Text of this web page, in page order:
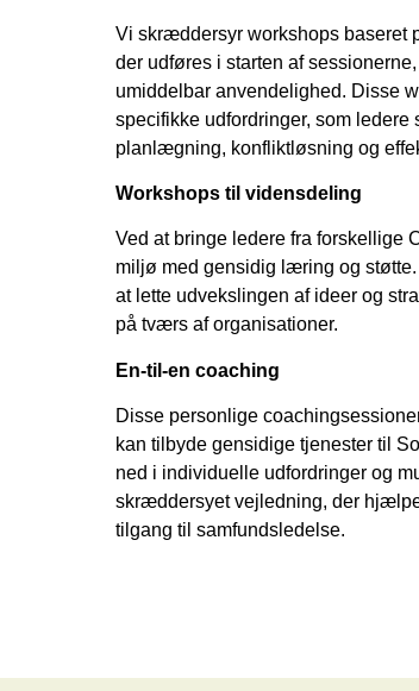
Vi skræddersyr workshops baseret
der udføres i starten af
umiddelbar anvendelighed. Disse
specifikke udfordringer, som ledere
planlægning, konfliktløsning og
Workshops til vidensdeling
Ved at bringe ledere fra forskellige
miljø med gensidig læring og
at lette udvekslingen af ideer og
på tværs af organisationer.
En-til-en coaching
Disse personlige
kan tilbyde gensidige tjenester til
ned i individuelle udfordringer og
skræddersyet vejledning, der
tilgang til samfundsledelse.